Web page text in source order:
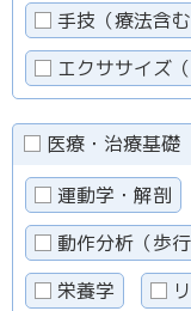
手技（療法含む
エクササイズ
医療・治療基礎
運動学・解剖
動作分析（歩行
栄養学